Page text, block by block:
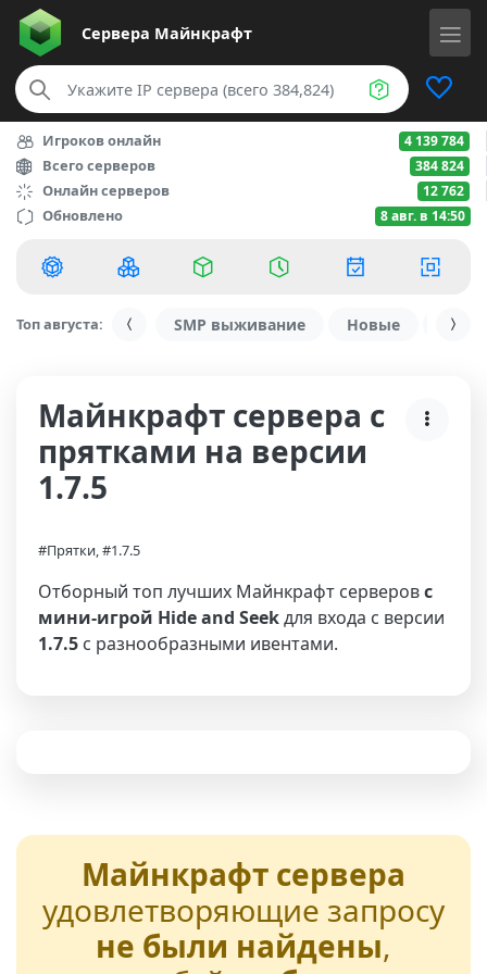
Сервера Майнкрафт
Игроков онлайн 4 139 784
Всего серверов 384 824
Онлайн серверов 12 762
Обновлено 8 авг. в 14:50
Топ августа: SMP выживание Новые С
Майнкрафт сервера с
прятками на версии
1.7.5
#Прятки, #1.7.5
Отборный топ лучших Майнкрафт серверовс
мини-игрой Hide and Seekдля входа с версии
1.7.5 с разнообразными ивентами.
Майнкрафт сервера
удовлетворяющие запросу
не были найдены,